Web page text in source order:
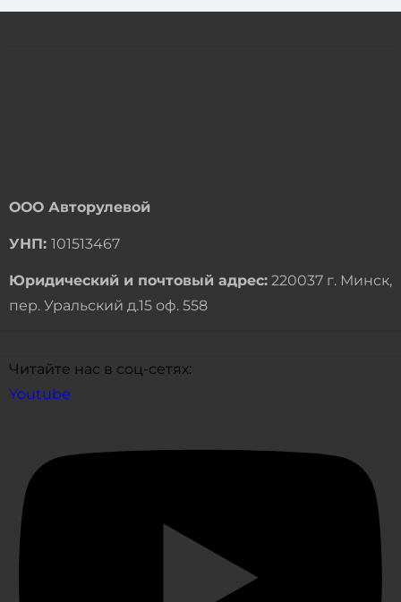
ООО Авторулевой
УНП: 101513467
Юридический и почтовый адрес:220037 г. Минск,
пер. Уральский д.15 оф. 558
Читайте нас в соц-сетях:
Youtube